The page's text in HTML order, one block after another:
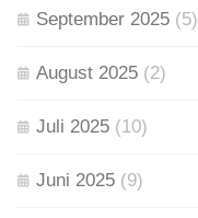
September 2025 (5)
August 2025 (2)
Juli 2025 (10)
Juni 2025 (9)